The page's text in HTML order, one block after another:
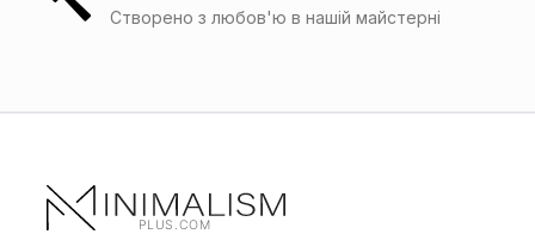
Створено з любов'ю в нашій майстерні